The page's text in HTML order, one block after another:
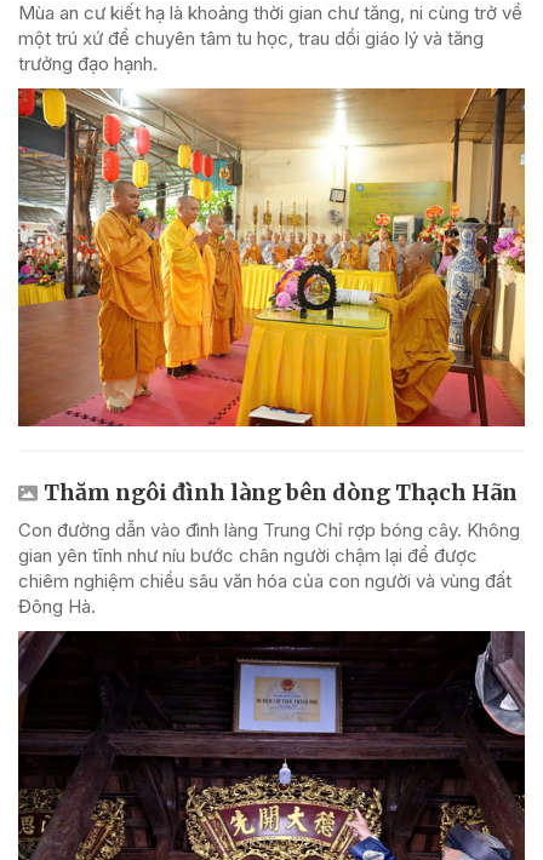
Mùa an cư kiết hạ là khoảng thời gian chư tăng, ni cùng trở về
một trú xứ để chuyên tâm tu học, trau dồi giáo lý và tăng
trưởng đạo hạnh.
Thăm ngôi đình làng bên dòng Thạch Hãn
Con đường dẫn vào đình làng Trung Chỉ rợp bóng cây. Không
gian yên tĩnh như níu bước chân người chậm lại để được
chiêm nghiệm chiều sâu văn hóa của con người và vùng đất
Đông Hà.